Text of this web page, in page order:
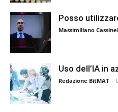
Posso
Massimiliano
Uso dell’IA in
Redazione BitMAT -